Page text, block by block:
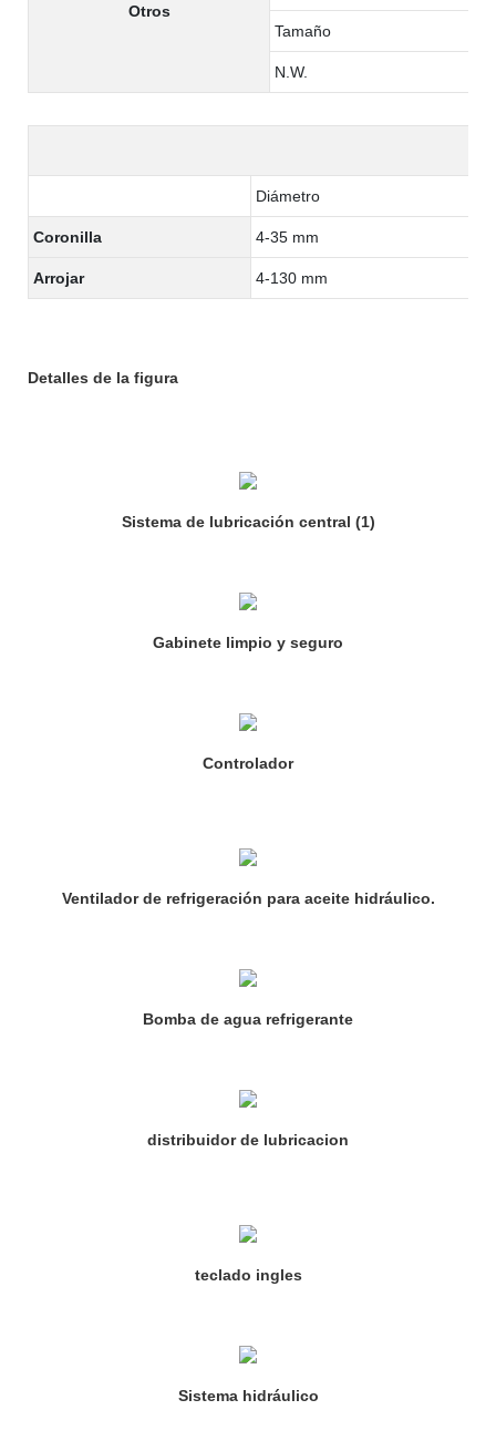
Otros
Tamaño
N.W.
Diámetro
Coronilla 4-35 mm
Arrojar 4-130 mm
Detalles de la figura
Sistema de lubricación central (1)
Gabinete limpio y seguro
Controlador
Ventilador de refrigeración para aceite hidráulico.
Bomba de agua refrigerante
distribuidor de lubricacion
teclado ingles
Sistema hidráulico